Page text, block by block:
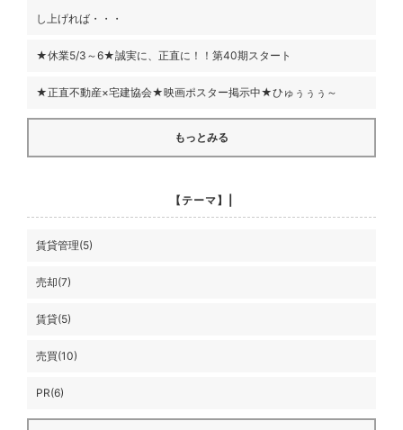
し上げれば・・・
★休業5/3～6★誠実に、正直に！！第40期スタート
★正直不動産×宅建協会★映画ポスター掲示中★ひゅぅぅぅ～
もっとみる
【テーマ】|
賃貸管理(5)
売却(7)
賃貸(5)
売買(10)
PR(6)